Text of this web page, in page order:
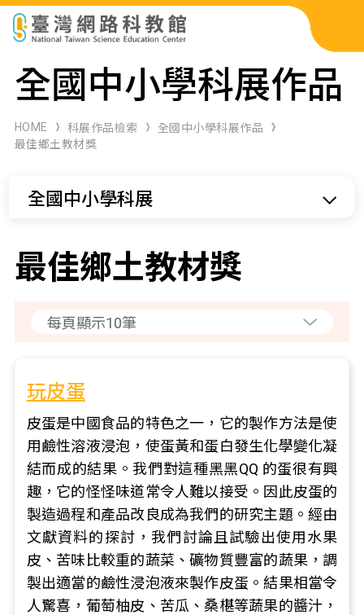
科展作品檢索
科學研習月刊
全國中小學科展作品
HOME 科展作品檢索
全國中小學科展作品
最佳鄉土教材獎
全國中小學科展
最佳鄉土教材獎
玩皮蛋
皮蛋是中國食品的特色之一，它的製作方法是使
用鹼性溶液浸泡，使蛋黃和蛋白發生化學變化凝
結而成的結果。我們對這種黑黑QQ 的蛋很有興
趣，它的怪怪味道常令人難以接受。因此皮蛋的
製造過程和產品改良成為我們的研究主題。經由
文獻資料的探討，我們討論且試驗出使用水果
皮、苦味比較重的蔬菜、礦物質豐富的蔬果，調
製出適當的鹼性浸泡液來製作皮蛋。結果相當令
人驚喜，葡萄柚皮、苦瓜、桑椹等蔬果的醬汁，